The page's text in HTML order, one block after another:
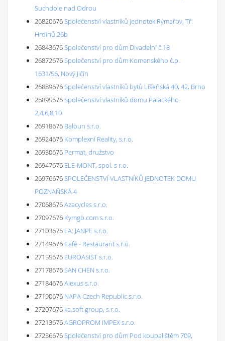
Suchdole nad Odrou
26820676Společenství vlastníků jednotek Rýmařov, Tř.
Hrdinů 26b
26843676Společenství pro dům Divadelní č.18
26872676Společenství pro dům Komenského č.p.
1631/56, Nový Jičín
26889676Společenství vlastníků bytů Líšeňská 40, 42, Brno
26895676Společenství vlastníků domu Palackého
2,4,6,8,10
26918676 Baloun s.r.o.
26924676 Komplexní Reality, s.r.o.
26930676 Permat, družstvo
26947676 ELE-MONT, spol. s r.o.
26976676SPOLEČENSTVÍ VLASTNÍKŮ JEDNOTEK DOMU
POZNAŇSKÁ 4
27068676Azacycles s.r.o.
27097676 Kymgb.com s.r.o.
27103676 FA: JANPE s.r.o.
27149676Café - Restaurant s.r.o.
27155676 EUROASIST s.r.o.
27178676SAN CHEN s.r.o.
27184676Alexus s.r.o.
27190676 NAPA Czech Republic s.r.o.
27207676 ka.soft group, s.r.o.
27213676AGROPROM IMPEX s.r.o.
27236676Společenství pro dům Pod koupalištěm 709,